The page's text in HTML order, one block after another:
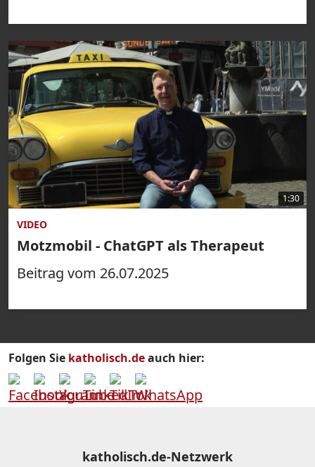
1:30
VIDEO
Motzmobil - ChatGPT als Therapeut
Beitrag vom 26.07.2025
Folgen Sie katholisch.deauch hier:
katholisch.de-Netzwerk